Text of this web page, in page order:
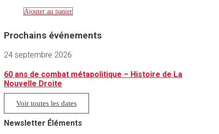
Ajouter au panier
Prochains événements
24 septembre 2026
60 ans de combat métapolitique – Histoire de La
Nouvelle Droite
Voir toutes les dates
Newsletter Éléments